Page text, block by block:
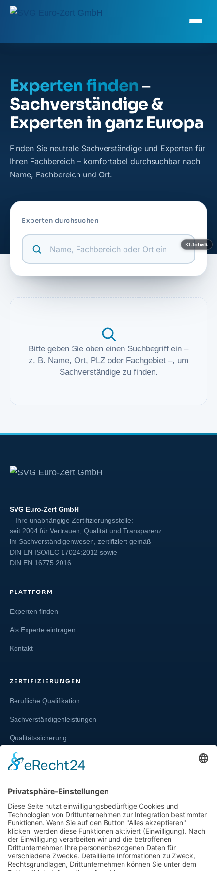
Experten finden–
Sachverständige &
Experten in ganz Europa
Finden Sie neutrale Sachverständige und Experten für
Ihren Fachbereich – komfortabel durchsuchbar nach
Name, Fachbereich und Ort.
KI-Inhalt
Experten durchsuchen
Bitte geben Sie oben einen Suchbegriff ein –
z. B. Name, Ort, PLZ oder Fachgebiet –, um
Sachverständige zu finden.
SVG Euro-Zert GmbH
– Ihre unabhängige Zertifizierungsstelle:
seit 2004 für Vertrauen, Qualität und Transparenz
im Sachverständigenwesen, zertifiziert gemäß
DIN EN ISO/IEC 17024:2012 sowie
DIN EN 16775:2016
PLATTFORM
Experten finden
Als Experte eintragen
Kontakt
ZERTIFIZIERUNGEN
Berufliche Qualifikation
Sachverständigenleistungen
Qualitätssicherung
Weiterbildung und Schulung
SERVICE & RECHT
Infos zur Unparteilichkeit
Kontakt
Beschwerdestelle